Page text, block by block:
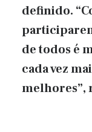
definido.
de todos é
cada vez
melhores”,